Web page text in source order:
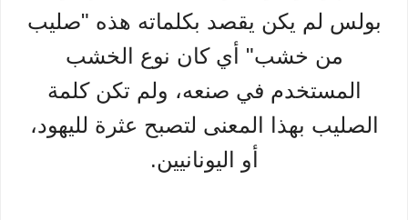
بولس لم يكن يقصد بكلماته هذه "صليب
من خشب" أي كان نوع الخشب
المستخدم في صنعه، ولم تكن كلمة
الصليب بهذا المعنى لتصبح عثرة لليهود،
أو اليونانيين.